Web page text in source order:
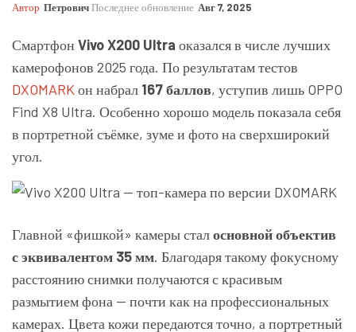
Автор ПетровичПоследнее обновление Авг 7, 2025
Смартфон Vivo X200 Ultra оказался в числе лучших
камерофонов 2025 года. По результатам тестов
DXOMARK он набрал 167 баллов, уступив лишь OPPO
Find X8 Ultra. Особенно хорошо модель показала себя
в портретной съёмке, зуме и фото на сверхширокий
угол.
Главной «фишкой» камеры сталосновной объектив
с эквивалентом 35 мм. Благодаря такому фокусному
расстоянию снимки получаются с красивым
размытием фона — почти как на профессиональных
камерах. Цвета кожи передаются точно, а портретный